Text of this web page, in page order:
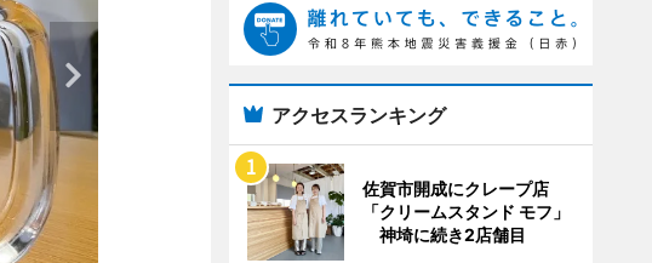
アクセスランキング
佐賀市開成にクレープ店
「クリームスタンド モフ」
神埼に続き2店舗目